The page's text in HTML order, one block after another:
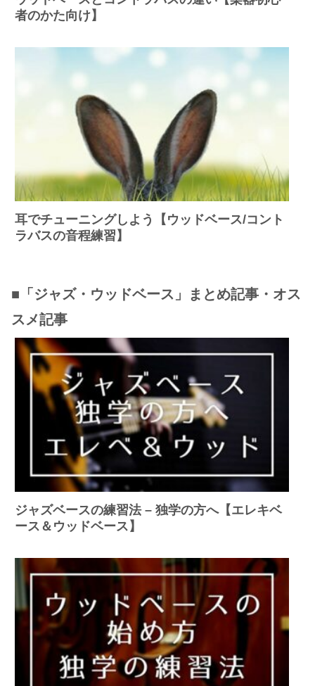
者のかた向け】
耳でチューニングしよう【ウッドベース/コント
ラバスの音程練習】
■「ジャズ・ウッドベース」まとめ記事・オス
スメ記事
ジャズベースの練習法 – 独学の方へ【エレキベ
ース＆ウッドベース】